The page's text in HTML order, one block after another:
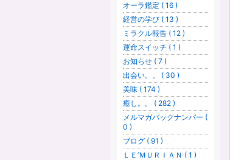
オーラ鑑定 ( 16 )
経営の学び ( 13 )
ミラクル報告 ( 12 )
運命スイッチ ( 1 )
お知らせ ( 7 )
出会い。。 ( 30 )
美味 ( 174 )
癒し。。 ( 282 )
メルマガバックナンバー (
0 )
ブログ ( 91 )
ＬＥ’ＭＵＲＩＡＮ ( 1 )